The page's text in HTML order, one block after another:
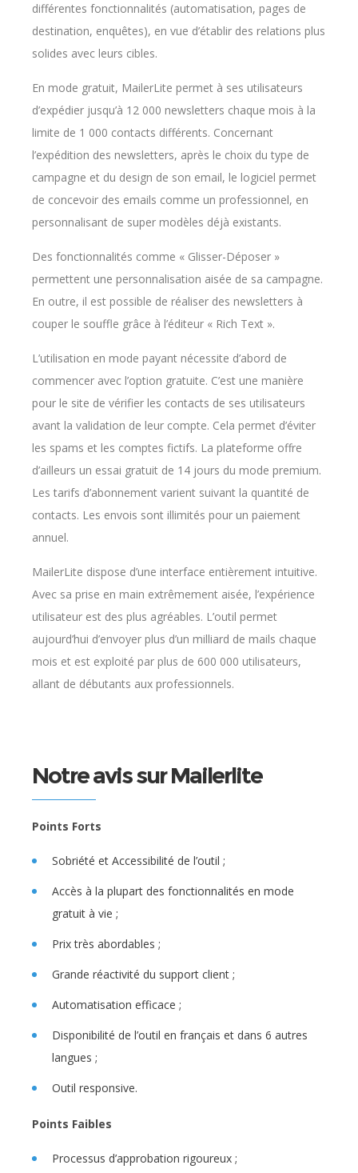
différentes fonctionnalités (automatisation, pages de
destination, enquêtes), en vue d’établir des relations plus
solides avec leurs cibles.
En mode gratuit, MailerLite permet à ses utilisateurs
d’expédier jusqu’à 12 000 newsletters chaque mois à la
limite de 1 000 contacts différents. Concernant
l’expédition des newsletters, après le choix du type de
campagne et du design de son email, le logiciel permet
de concevoir des emails comme un professionnel, en
personnalisant de super modèles déjà existants.
Des fonctionnalités comme « Glisser-Déposer »
permettent une personnalisation aisée de sa campagne.
En outre, il est possible de réaliser des newsletters à
couper le souffle grâce à l’éditeur « Rich Text ».
L’utilisation en mode payant nécessite d’abord de
commencer avec l’option gratuite. C’est une manière
pour le site de vérifier les contacts de ses utilisateurs
avant la validation de leur compte. Cela permet d’éviter
les spams et les comptes fictifs. La plateforme offre
d’ailleurs un essai gratuit de 14 jours du mode premium.
Les tarifs d’abonnement varient suivant la quantité de
contacts. Les envois sont illimités pour un paiement
annuel.
MailerLite dispose d’une interface entièrement intuitive.
Avec sa prise en main extrêmement aisée, l’expérience
utilisateur est des plus agréables. L’outil permet
aujourd’hui d’envoyer plus d’un milliard de mails chaque
mois et est exploité par plus de 600 000 utilisateurs,
allant de débutants aux professionnels.
Notre avis sur Mailerlite
Points Forts
Sobriété et Accessibilité de l’outil ;
Accès à la plupart des fonctionnalités en mode
gratuit à vie ;
Prix très abordables ;
Grande réactivité du support client ;
Automatisation efficace ;
Disponibilité de l’outil en français et dans 6 autres
langues ;
Outil responsive.
Points Faibles
Processus d’approbation rigoureux ;